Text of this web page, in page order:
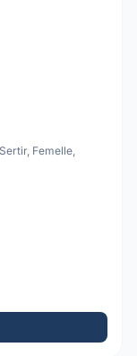
Femelle,